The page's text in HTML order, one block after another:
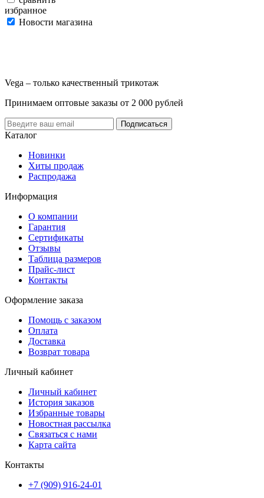
избранное
Новости магазина
Vega – только качественный трикотаж
Принимаем оптовые заказы от 2 000 рублей
Каталог
Новинки
Хиты продаж
Распродажа
Информация
О компании
Гарантия
Сертификаты
Отзывы
Таблица размеров
Прайс-лист
Контакты
Оформление заказа
Помощь с заказом
Оплата
Доставка
Возврат товара
Личный кабинет
Личный кабинет
История заказов
Избранные товары
Новостная рассылка
Связаться с нами
Карта сайта
Контакты
+7 (909) 916-24-01